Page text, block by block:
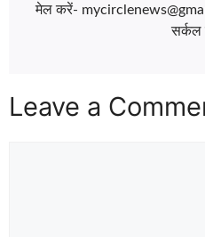
मेल करें-
सर्कल
Leave a